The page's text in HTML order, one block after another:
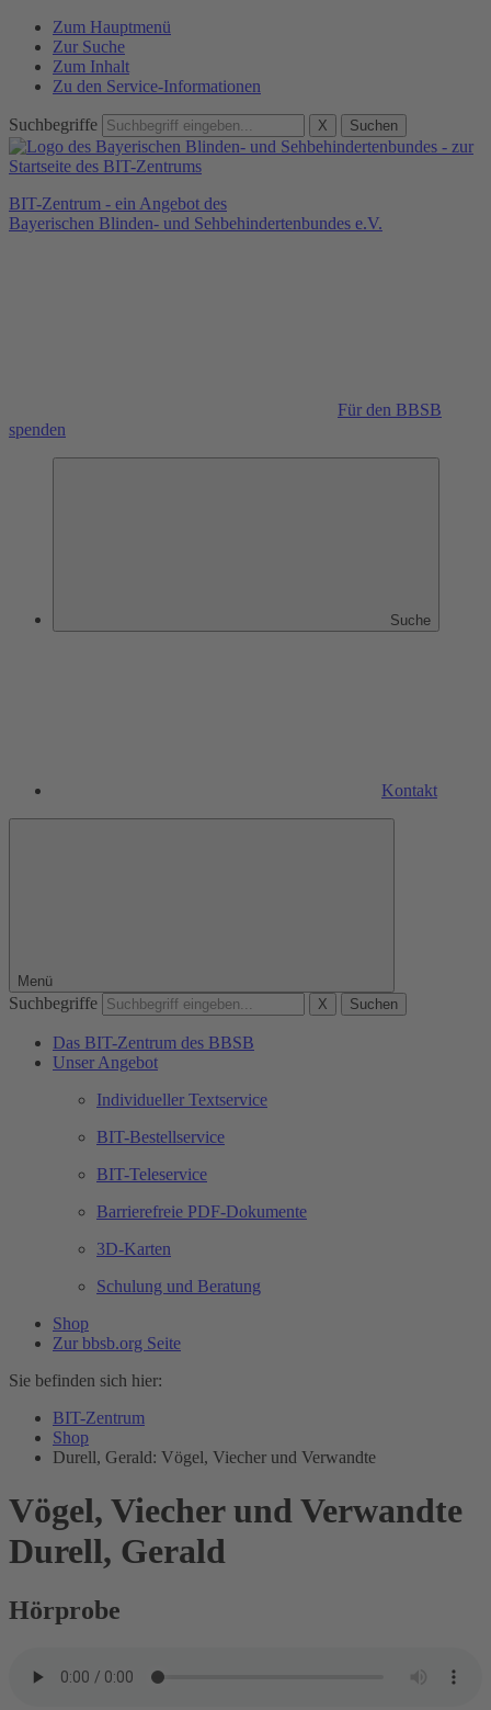
Zum Hauptmenü
Zur Suche
Zum Inhalt
Zu den Service-Informationen
Suchbegriffe X Suchen
BIT-Zentrum - ein Angebot des
Bayerischen Blinden- und Sehbehindertenbundes e.V.
Für den BBSB
spenden
Suche
Kontakt
Menü
Suchbegriffe X Suchen
Das BIT-Zentrum des BBSB
Unser Angebot
Individueller Textservice
BIT-Bestellservice
BIT-Teleservice
Barrierefreie PDF-Dokumente
3D-Karten
Schulung und Beratung
Shop
Zur bbsb.org Seite
Sie befinden sich hier:
BIT-Zentrum
Shop
Durell, Gerald: Vögel, Viecher und Verwandte
Vögel, Viecher und Verwandte
Durell, Gerald
Hörprobe